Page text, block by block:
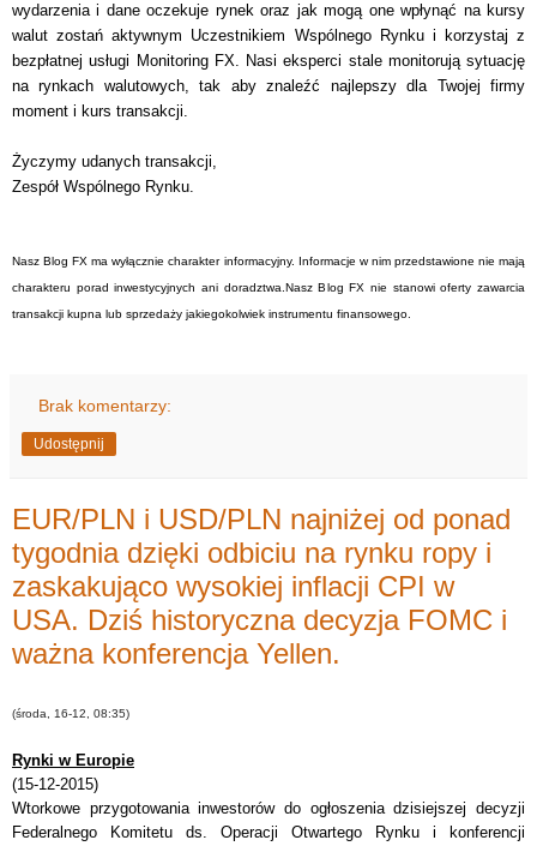
wydarzenia i dane oczekuje rynek oraz jak mogą one wpłynąć na kursy
walut zostań aktywnym Uczestnikiem Wspólnego Rynku i korzystaj z
bezpłatnej usługi Monitoring FX. Nasi eksperci stale monitorują sytuację
na rynkach walutowych, tak aby znaleźć najlepszy dla Twojej firmy
moment i kurs transakcji.
Życzymy udanych transakcji,
Zespół Wspólnego Rynku.
Nasz Blog FX ma wyłącznie charakter informacyjny. Informacje w nim przedstawione nie mają
charakteru porad inwestycyjnych ani doradztwa.Nasz Blog FX nie stanowi oferty zawarcia
transakcji kupna lub sprzedaży jakiegokolwiek instrumentu finansowego.
Brak komentarzy:
Udostępnij
EUR/PLN i USD/PLN najniżej od ponad
tygodnia dzięki odbiciu na rynku ropy i
zaskakująco wysokiej inflacji CPI w
USA. Dziś historyczna decyzja FOMC i
ważna konferencja Yellen.
(środa, 16-12, 08:35)
Rynki w Europie
(15-12-2015)
Wtorkowe przygotowania inwestorów do ogłoszenia dzisiejszej decyzji
Federalnego Komitetu ds. Operacji Otwartego Rynku i konferencji